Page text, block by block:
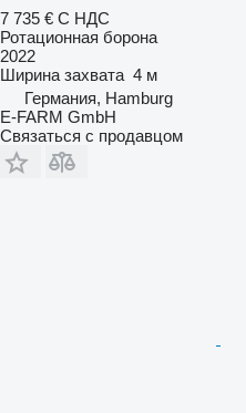
7 735 € С НДС
Ротационная борона
2022
Ширина захвата 4 м
Германия, Hamburg
E-FARM GmbH
Связаться с продавцом